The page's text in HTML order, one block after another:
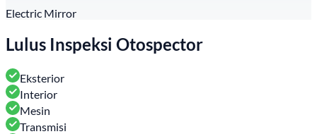
Electric Mirror
Lulus Inspeksi Otospector
Eksterior
Interior
Mesin
Transmisi